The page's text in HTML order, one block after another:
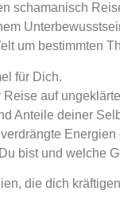
schamanisch
um bestimmten
für Dich.
Reise auf
Anteile deiner
bist und welche
die dich